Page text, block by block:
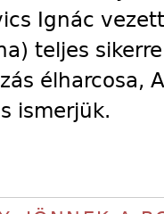
Ignác
teljes
élharcosa,
ismerjük.